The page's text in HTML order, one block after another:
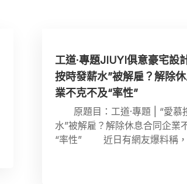
工道·專題JIUYI俱意豪宅設
按時發薪水”被解雇？解除
業不克不及“率性”
原題目：工道·專題 | “愛慕
水”被解雇？解除休息合同企業
“率性” 近日有網友爆料稱